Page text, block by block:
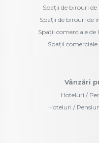
Spații de birouri
Spații de birouri de
Spații comerciale
Spații
Vânzări
Hoteluri /
Hoteluri /